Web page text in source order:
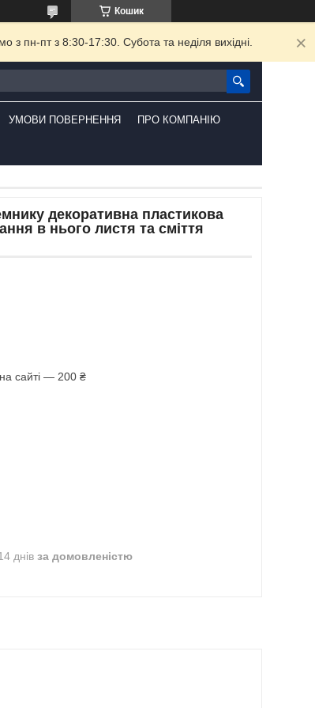
Кошик
пн-пт з 8:30-17:30. Субота та неділя вихідні.
УМОВИ ПОВЕРНЕННЯ ПРО КОМПАНІЮ
декоративна пластикова
в нього листя та сміття
сайті — 200 ₴
днів за домовленістю